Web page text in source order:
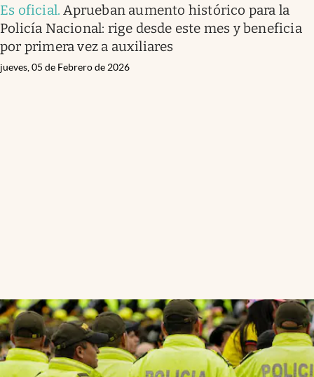
Es oficial.Aprueban aumento histórico para la
Policía Nacional: rige desde este mes y beneficia
por primera vez a auxiliares
jueves, 05 de Febrero de 2026